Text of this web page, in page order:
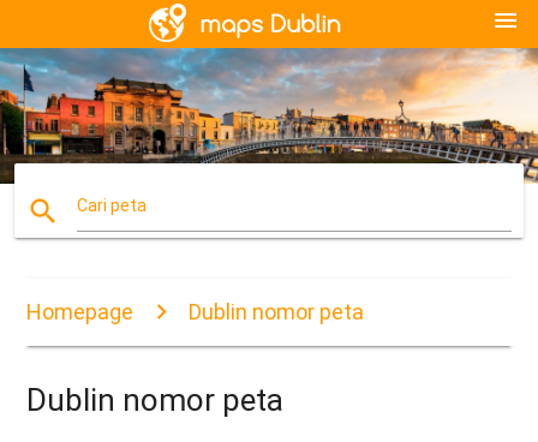
menu
search Cari peta
Homepage Dublin nomor peta
Dublin nomor peta